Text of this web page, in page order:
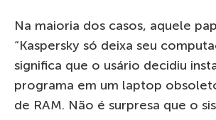
Na maioria dos casos, aquele
“Kaspersky só deixa seu
significa que o usário decidiu
programa em um laptop
de RAM. Não é surpresa que o